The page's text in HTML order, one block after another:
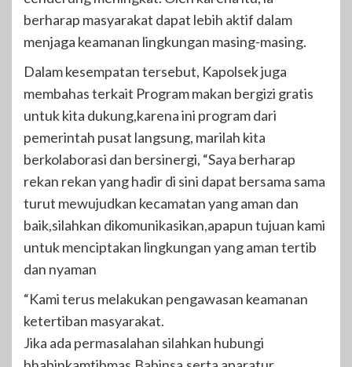
berharap masyarakat dapat lebih aktif dalam
menjaga keamanan lingkungan masing-masing.
Dalam kesempatan tersebut, Kapolsek juga
membahas terkait Program makan bergizi gratis
untuk kita dukung,karena ini program dari
pemerintah pusat langsung, marilah kita
berkolaborasi dan bersinergi, “Saya berharap
rekan rekan yang hadir di sini dapat bersama sama
turut mewujudkan kecamatan yang aman dan
baik,silahkan dikomunikasikan,apapun tujuan kami
untuk menciptakan lingkungan yang aman tertib
dan nyaman
“Kami terus melakukan pengawasan keamanan
ketertiban masyarakat.
Jika ada permasalahan silahkan hubungi